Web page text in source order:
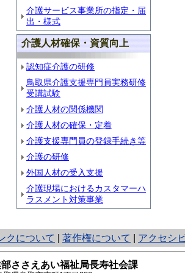
介護サービス事業所の指定・届
出・様式
介護人材確保・資質向上
認知症介護の研修
鳥取県介護支援専門員実務研修
受講試験
介護人材の関係機関
介護人材の確保・定着
介護支援専門員の登録手続き等
介護の研修
外国人材の受入支援
介護現場におけるカスタマーハ
ラスメント対策事業
クについて 著作権について アクセシ
ささえあい福祉局長寿社会課